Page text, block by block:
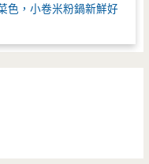
色，小卷米粉鍋新鮮好